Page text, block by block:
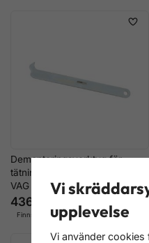
Demonteringsverktyg för
tätningsring växellåda som
VAG 681
436 kr
Finns i lager
Vi
upplevelse
Vi använder cookies